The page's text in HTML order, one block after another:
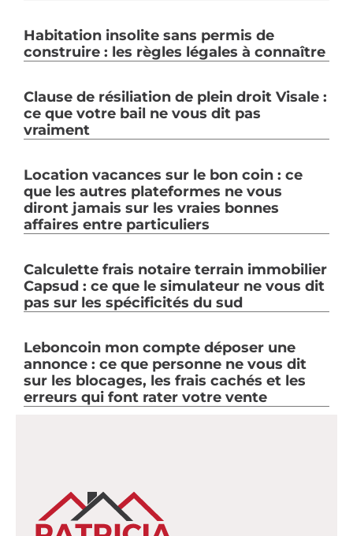
Habitation insolite sans permis de
construire : les règles légales à connaître
Clause de résiliation de plein droit Visale :
ce que votre bail ne vous dit pas
vraiment
Location vacances sur le bon coin : ce
que les autres plateformes ne vous
diront jamais sur les vraies bonnes
affaires entre particuliers
Calculette frais notaire terrain immobilier
Capsud : ce que le simulateur ne vous dit
pas sur les spécificités du sud
Leboncoin mon compte déposer une
annonce : ce que personne ne vous dit
sur les blocages, les frais cachés et les
erreurs qui font rater votre vente